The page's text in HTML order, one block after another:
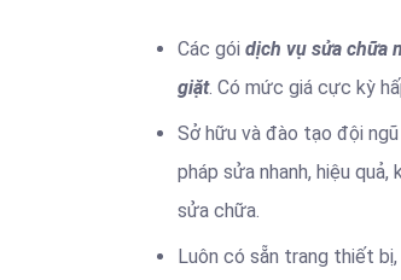
Các gói dịch vụ sửa chữa
giặt. Có mức giá cực kỳ
Sở hữu và đào tạo đội ngũ
pháp sửa nhanh, hiệu
sửa chữa.
Luôn có sẵn trang thiết